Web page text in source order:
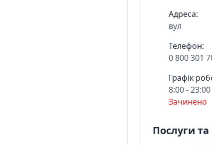
Адреса:
вул
Телефон:
0 800 301
Графік
8:00 - 23:00
Зачинено
Послуги